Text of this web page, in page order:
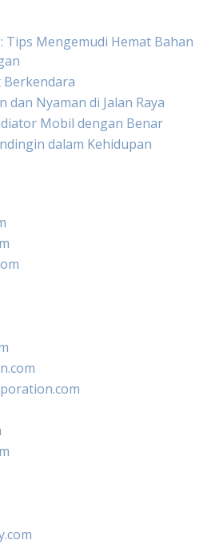
Tips Mengemudi Hemat Bahan
Berkendara
dan Nyaman di Jalan Raya
Mobil dengan Benar
dalam Kehidupan